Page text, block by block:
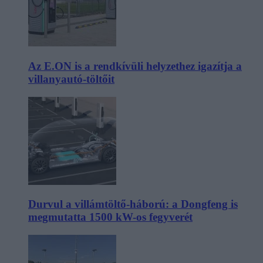
Az E.ON is a rendkívüli helyzethez igazítja a
villanyautó-töltőit
Durvul a villámtöltő-háború: a Dongfeng is
megmutatta 1500 kW-os fegyverét